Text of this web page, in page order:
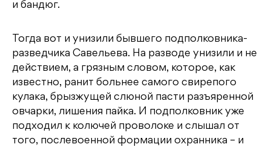
и бандюг.
Тогда вот и унизили бывшего подполковника-
разведчика Савельева. На разводе унизили и не
действием, а грязным словом, которое, как
известно, ранит больнее самого свирепого
кулака, брызжущей слюной пасти разъяренной
овчарки, лишения пайка. И подполковник уже
подходил к колючей проволоке и слышал от
того, послевоенной формации охранника – и